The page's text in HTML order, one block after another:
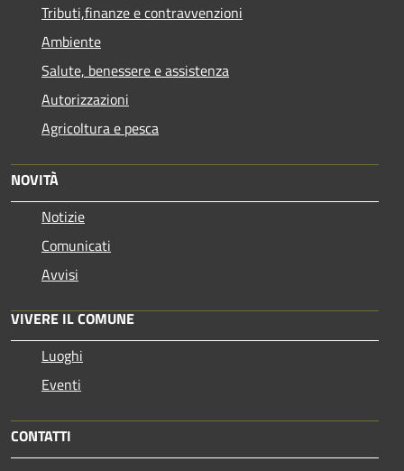
Tributi,finanze e contravvenzioni
Ambiente
Salute, benessere e assistenza
Autorizzazioni
Agricoltura e pesca
NOVITÀ
Notizie
Comunicati
Avvisi
VIVERE IL COMUNE
Luoghi
Eventi
CONTATTI